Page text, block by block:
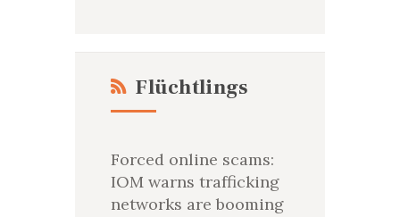
Flüchtlings
Forced online scams:
IOM warns trafficking
networks are booming